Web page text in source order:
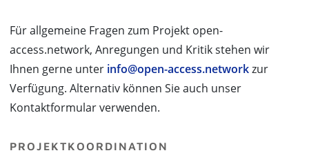
Für allgemeine Fragen zum Projekt open-
access.network, Anregungen und Kritik stehen wir
Ihnen gerne unter info@open-access.networkzur
Verfügung. Alternativ können Sie auch unser
Kontaktformular verwenden.
PROJEKTKOORDINATION